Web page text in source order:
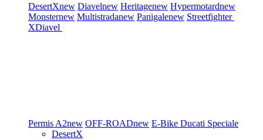
DesertXnew Diavelnew Heritagenew Hypermotardnew
Monsternew Multistradanew Panigalenew Streetfighter
XDiavel
Permis A2new OFF-ROADnew E-Bike Ducati Speciale
DesertX